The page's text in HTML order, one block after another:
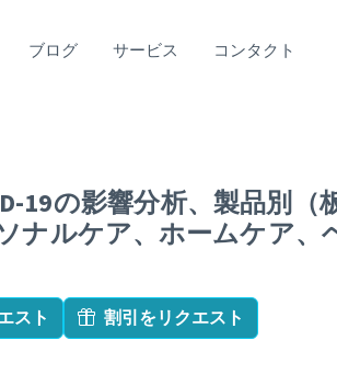
ブログ サービス コンタクト
19の影響分析、製品別（
ナルケア、ホームケア、
スト 割引をリクエスト